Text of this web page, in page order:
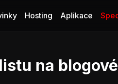
Hosting Aplikace
na